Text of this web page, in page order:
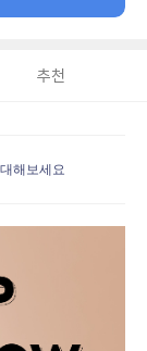
추천
해보세요